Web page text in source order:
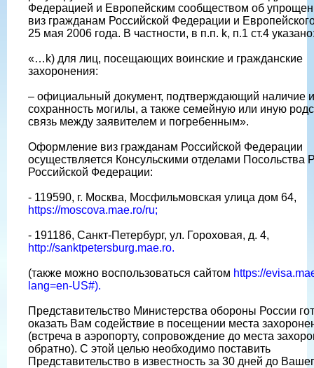
Федерацией и Европейским сообществом об
виз гражданам Российской Федерации и
25 мая 2006 года. В частности, в п.п. k, п.1 ст.4
«…k) для лиц, посещающих воинские и гражданские
захоронения:
– официальный документ, подтверждающий наличие и
сохранность могилы, а также семейную или иную
связь между заявителем и погребенным».
Оформление виз гражданам Российской Федерации
осуществляется Консульскими отделами Посольства
Российской Федерации:
- 119590, г. Москва, Мосфильмовская улица дом 64,
https://moscova.mae.ro/ru;
- 191186, Санкт-Петербург, ул. Гороховая, д. 4,
http://sanktpetersburg.mae.ro.
(также можно воспользоваться сайтом https://
lang=en-US#).
Представительство Министерства обороны России
оказать Вам содействие в посещении места
(встреча в аэропорту, сопровождение до места
обратно). С этой целью необходимо поставить
Представительство в известность за 30 дней до